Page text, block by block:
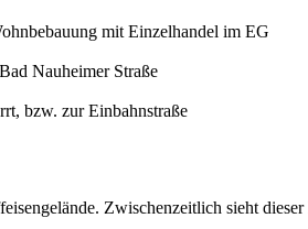
mit Einzelhandel im EG
Nauheimer Straße
bzw. zur Einbahnstraße
Zwischenzeitlich sieht